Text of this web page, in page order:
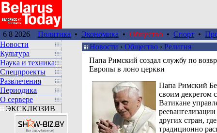
6 8 2026 Политика • Экономика • Общество • Спорт •
Новости
Культура
Наука и техника
Спецпроекты
Развлечения
Периодика
О сервере
ЭКСКЛЮЗИВ
Новости › Общество › Религия
Папа Римский создал службу по
Европы в лоно церкви
Папа Римский
своим декретом
Ватикане
других стран, где
традиционно